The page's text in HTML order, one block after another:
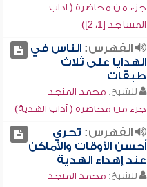
جزء من محاضرة ( آداب
المساجد [1، 2])
الفهرس:الناس في
الهدايا على ثلاث
طبقات
للشيخ: محمد المنجد
جزء من محاضرة ( آداب الهدية)
الفهرس: تحري
أحسن الأوقات والأماكن
عند إهداء الهدية
للشيخ: محمد المنجد